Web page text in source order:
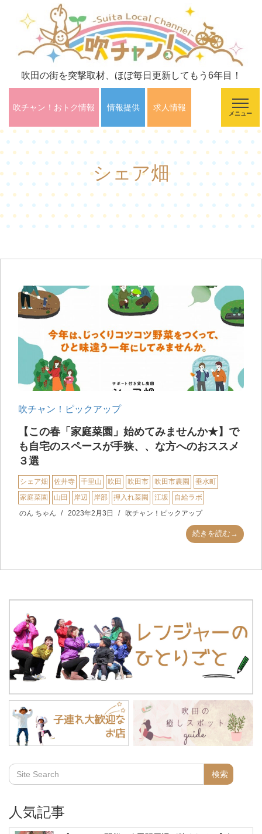
吹田の街を突撃取材、ほぼ毎日更新してもう6年目！
吹チャン！おトク情報 情報提供 求人情報
メニュー
シェア畑
吹チャン！ピックアップ
【この春「家庭菜園」始めてみませんか★】で
も自宅のスペースが手狭、、な方へのおススメ
３選
シェア畑 佐井寺 千里山 吹田 吹田市 吹田市農園
垂水町
家庭菜園
山田 岸辺 岸部 押入れ菜園 江坂
自給ラボ
のん ちゃん
2023年2月3日 吹チャン！ピックアップ
続きを読む→
人気記事